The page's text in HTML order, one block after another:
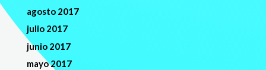
agosto 2017
julio 2017
junio 2017
mayo 2017